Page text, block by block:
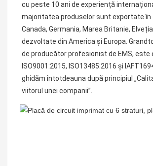
cu peste 10 ani de experiență
majoritatea produselor sunt exportate în
Canada, Germania, Marea Britanie,
dezvoltate din America și Europa.
de producător profesionist de EMS,
ISO9001:2015, ISO13485:2016 și
ghidăm întotdeauna după principiul
viitorul unei companii”.